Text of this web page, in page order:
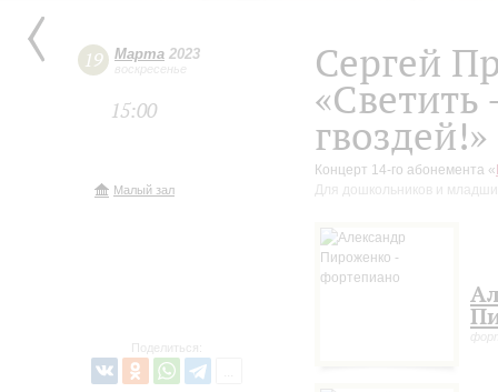
19 Марта 2023
воскресенье
15:00
Малый зал
Поделиться:
Сергей
«Светить
гвоздей!»
Концерт 14-го абонемента «
Для дошкольников и